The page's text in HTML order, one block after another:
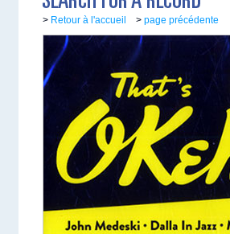
> Retour à l'accueil > page précédente